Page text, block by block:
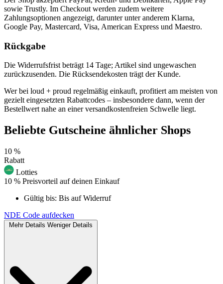
sowie Trustly. Im Checkout werden zudem weitere
Zahlungsoptionen angezeigt, darunter unter anderem Klarna,
Google Pay, Mastercard, Visa, American Express und Maestro.
Rückgabe
Die Widerrufsfrist beträgt 14 Tage; Artikel sind ungewaschen
zurückzusenden. Die Rücksendekosten trägt der Kunde.
Wer bei loud + proud regelmäßig einkauft, profitiert am meisten von
gezielt eingesetzten Rabattcodes – insbesondere dann, wenn der
Bestellwert nahe an einer versandkostenfreien Schwelle liegt.
Beliebte Gutscheine ähnlicher Shops
10 %
Rabatt
Lotties
10 % Preisvorteil auf deinen Einkauf
Gültig bis: Bis auf Widerruf
NDE Code aufdecken
Mehr Details Weniger Details